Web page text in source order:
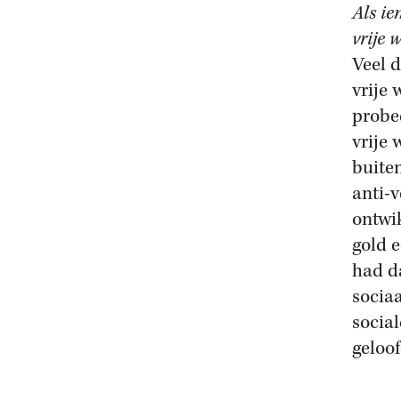
Als
vrije
Veel
vrije
vrije
anti-
gold
had